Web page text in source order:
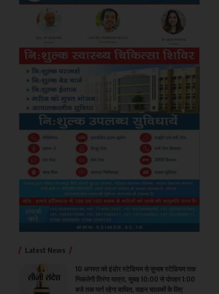
Latest News
10 अगस्त को इंडोर स्टेडियम से सुभाष स्टेडियम तक
निकलेगी तिरंगा यात्रा, सुबह 10:00 से दोपहर 1:00
बजे तक मार्ग रहेगा बाधित, वाहन चालकों के लिए